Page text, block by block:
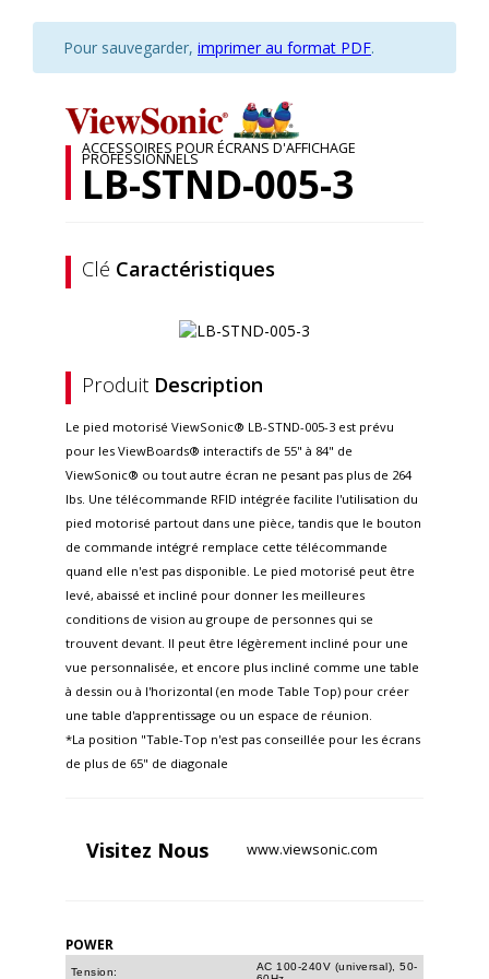
Pour sauvegarder, imprimer au format PDF.
ACCESSOIRES POUR ÉCRANS D'AFFICHAGE
PROFESSIONNELS
LB-STND-005-3
Clé Caractéristiques
Produit Description
Le pied motorisé ViewSonic® LB-STND-005-3 est prévu
pour les ViewBoards® interactifs de 55" à 84" de
ViewSonic® ou tout autre écran ne pesant pas plus de 264
lbs. Une télécommande RFID intégrée facilite l'utilisation du
pied motorisé partout dans une pièce, tandis que le bouton
de commande intégré remplace cette télécommande
quand elle n'est pas disponible. Le pied motorisé peut être
levé, abaissé et incliné pour donner les meilleures
conditions de vision au groupe de personnes qui se
trouvent devant. Il peut être légèrement incliné pour une
vue personnalisée, et encore plus incliné comme une table
à dessin ou à l'horizontal (en mode Table Top) pour créer
une table d'apprentissage ou un espace de réunion.
*La position "Table-Top n'est pas conseillée pour les écrans
de plus de 65" de diagonale
Visitez Nous www.viewsonic.com
POWER
Tension:
AC 100-240V (universal), 50-